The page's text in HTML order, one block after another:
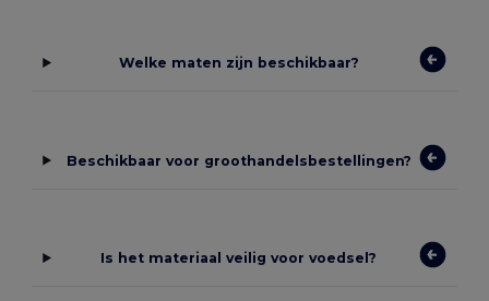
Welke maten zijn beschikbaar?
Beschikbaar voor groothandelsbestellingen?
Is het materiaal veilig voor voedsel?